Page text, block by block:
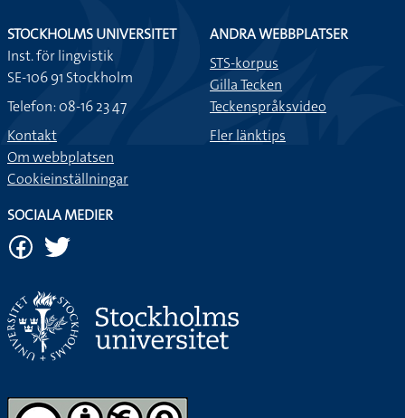
STOCKHOLMS UNIVERSITET
Inst. för lingvistik
SE-106 91 Stockholm
Telefon: 08-16 23 47
Kontakt
Om webbplatsen
Cookieinställningar
ANDRA WEBBPLATSER
STS-korpus
Gilla Tecken
Teckenspråksvideo
Fler länktips
SOCIALA MEDIER